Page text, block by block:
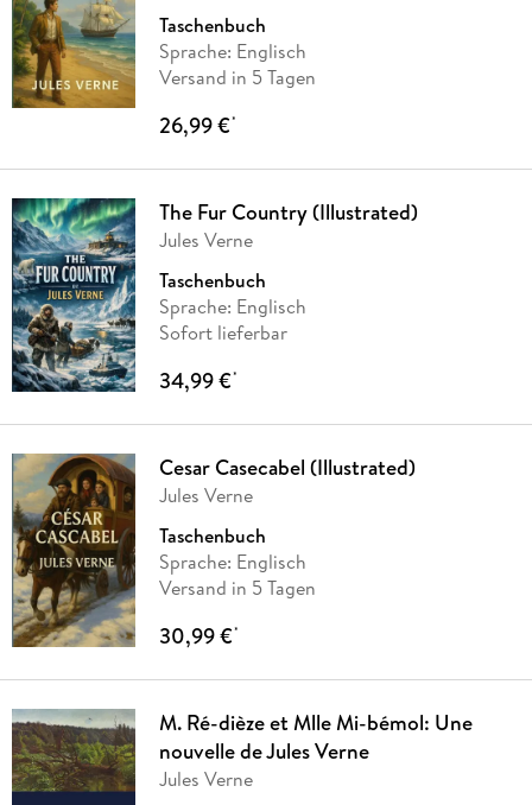
Taschenbuch
Sprache: Englisch
Versand in 5 Tagen
26,99 €*
The Fur Country (Illustrated)
Jules Verne
Taschenbuch
Sprache: Englisch
Sofort lieferbar
34,99 €*
Cesar Casecabel (Illustrated)
Jules Verne
Taschenbuch
Sprache: Englisch
Versand in 5 Tagen
30,99 €*
M. Ré-dièze et Mlle Mi-bémol: Une
nouvelle de Jules Verne
Jules Verne